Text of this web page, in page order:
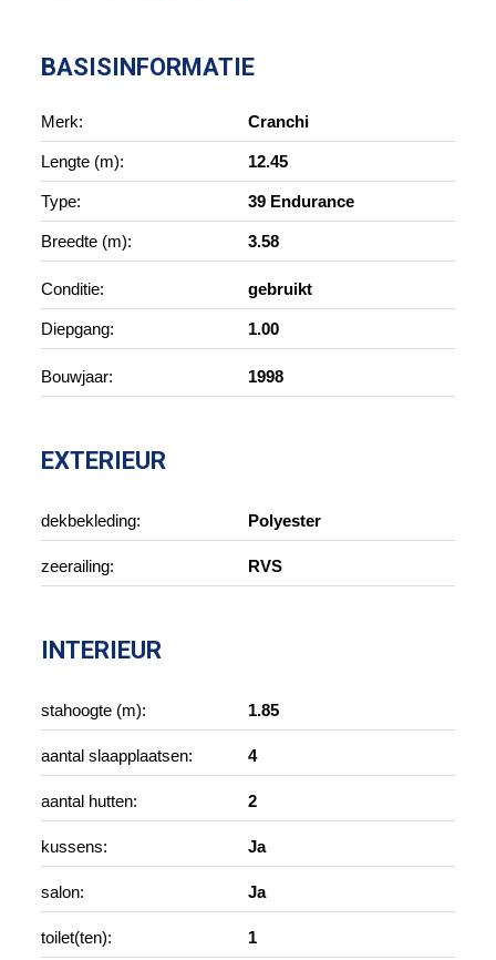
BASISINFORMATIE
Merk: Cranchi
Lengte (m): 12.45
Type: 39 Endurance
Breedte (m): 3.58
Conditie: gebruikt
Diepgang: 1.00
Bouwjaar: 1998
EXTERIEUR
dekbekleding: Polyester
zeerailing: RVS
INTERIEUR
stahoogte (m): 1.85
aantal slaapplaatsen: 4
aantal hutten: 2
kussens: Ja
salon: Ja
toilet(ten): 1